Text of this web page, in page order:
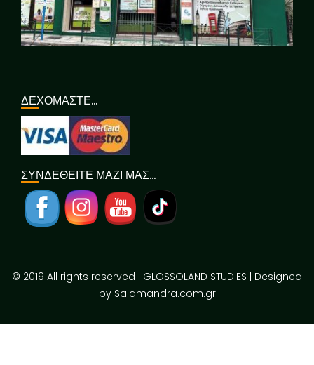
ΔΕΧΟΜΑΣΤΕ…
ΣΥΝΔΕΘΕΙΤΕ ΜΑΖΙ ΜΑΣ…
© 2019 All rights reserved | GLOSSOLAND STUDIES | Designed
by Salamandra.com.gr